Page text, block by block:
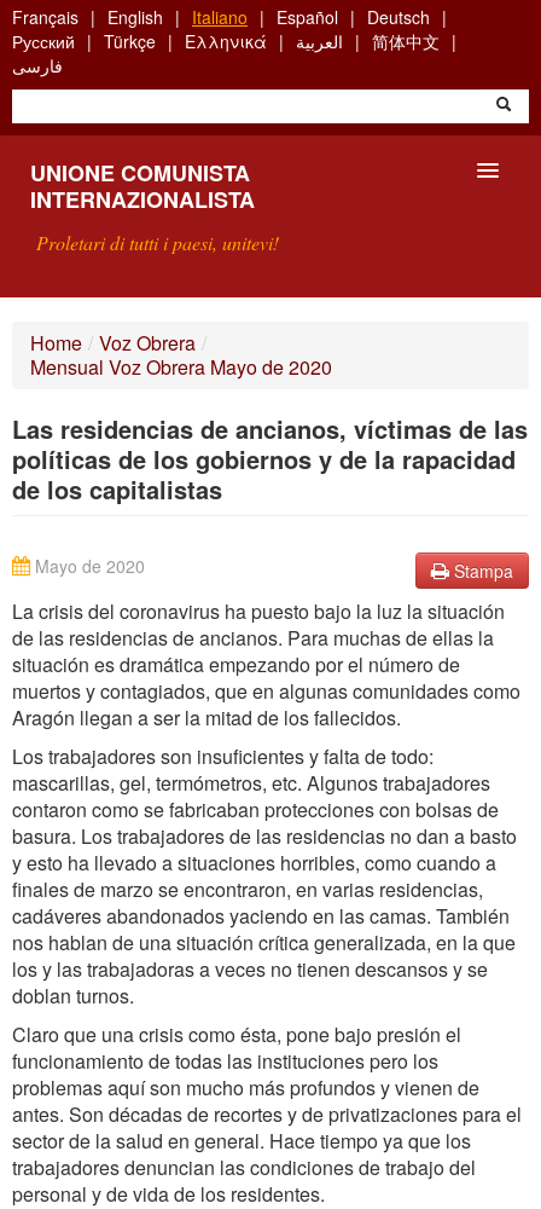
Skip
to
main
content
Français English Italiano Español
Deutsch
Русский
Türkçe Ελληνικά العربية
简体中文
فارسی
UNIONE COMUNISTA
INTERNAZIONALISTA
Proletari di tutti i paesi, unitevi!
COS'È L'UCI ?
RICERCA
SCRIVETECI
Home / Voz Obrera /
Mensual Voz Obrera Mayo de 2020
Las residencias de ancianos, víctimas de las
políticas de los gobiernos y de la rapacidad
de los capitalistas
Stampa
Mayo de 2020
La crisis del coronavirus ha puesto bajo la luz la situación
de las residencias de ancianos. Para muchas de ellas la
situación es dramática empezando por el número de
muertos y contagiados, que en algunas comunidades como
Aragón llegan a ser la mitad de los fallecidos.
Los trabajadores son insuficientes y falta de todo:
mascarillas, gel, termómetros, etc. Algunos trabajadores
contaron como se fabricaban protecciones con bolsas de
basura. Los trabajadores de las residencias no dan a basto
y esto ha llevado a situaciones horribles, como cuando a
finales de marzo se encontraron, en varias residencias,
cadáveres abandonados yaciendo en las camas. También
nos hablan de una situación crítica generalizada, en la que
los y las trabajadoras a veces no tienen descansos y se
doblan turnos.
Claro que una crisis como ésta, pone bajo presión el
funcionamiento de todas las instituciones pero los
problemas aquí son mucho más profundos y vienen de
antes. Son décadas de recortes y de privatizaciones para el
sector de la salud en general. Hace tiempo ya que los
trabajadores denuncian las condiciones de trabajo del
personal y de vida de los residentes.